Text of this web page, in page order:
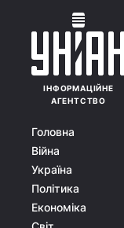
ІНФОРМАЦІЙНЕ
АГЕНТСТВО
Головна
Війна
Україна
Політика
Економіка